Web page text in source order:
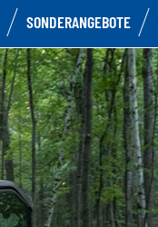
SONDERANGEBOTE